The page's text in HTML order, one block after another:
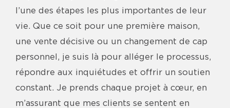
l’une des étapes les plus importantes de leur
vie. Que ce soit pour une première maison,
une vente décisive ou un changement de cap
personnel, je suis là pour alléger le processus,
répondre aux inquiétudes et offrir un soutien
constant. Je prends chaque projet à cœur, en
m’assurant que mes clients se sentent en